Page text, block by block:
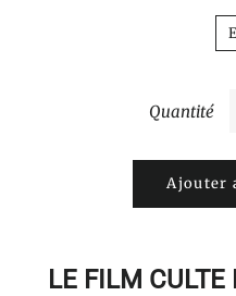
Quantité
Ajouter
LE FILM CULTE